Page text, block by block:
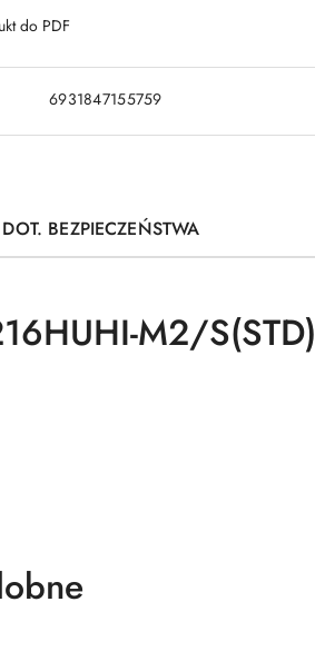
do PDF
6931847155759
BEZPIECZEŃSTWA
M2/S(STD)